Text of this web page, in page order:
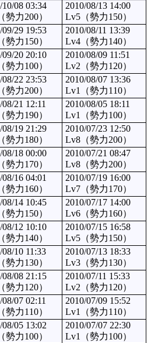
10/08 03:34
勢力200）
2010/08/13 14:00
Lv5（勢力150）
09/29 19:53
勢力150）
2010/08/11 13:39
Lv4（勢力140）
09/20 20:10
勢力100）
2010/08/09 11:51
Lv2（勢力120）
08/22 23:53
勢力200）
2010/08/07 13:36
Lv1（勢力110）
08/21 12:11
勢力190）
2010/08/05 18:11
Lv1（勢力100）
08/19 21:29
勢力180）
2010/07/23 12:50
Lv8（勢力200）
08/18 00:00
勢力170）
2010/07/21 08:47
Lv8（勢力200）
08/16 04:01
勢力160）
2010/07/19 16:00
Lv7（勢力170）
08/14 10:45
勢力150）
2010/07/17 14:00
Lv6（勢力160）
08/12 10:10
勢力140）
2010/07/15 16:58
Lv5（勢力150）
08/10 11:33
勢力130）
2010/07/13 18:33
Lv3（勢力130）
08/08 21:15
勢力120）
2010/07/11 15:33
Lv2（勢力120）
08/07 02:11
勢力110）
2010/07/09 15:52
Lv1（勢力110）
08/05 13:02
勢力100）
2010/07/07 22:30
Lv1（勢力100）